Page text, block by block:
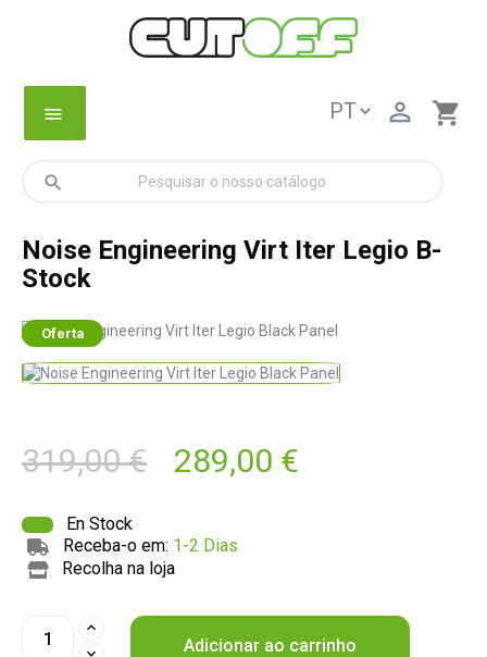
menu shopping_cart

search
Noise Engineering Virt Iter Legio B-
Stock
Oferta
319,00 € 289,00 €
En Stock
Receba-o em: 1-2 Dias
Recolha na loja
Adicionar ao carrinho